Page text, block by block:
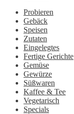
Probieren
Gebäck
Speisen
Zutaten
Eingelegtes
Fertige Gerichte
Gemüse
Gewürze
Süßwaren
Kaffee & Tee
Vegetarisch
Specials